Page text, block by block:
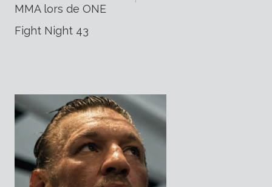
l’article
MMA lors de ONE
Fight Night 43